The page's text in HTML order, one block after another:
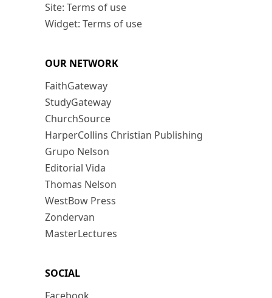
Site: Terms of use
Widget: Terms of use
OUR NETWORK
FaithGateway
StudyGateway
ChurchSource
HarperCollins Christian Publishing
Grupo Nelson
Editorial Vida
Thomas Nelson
WestBow Press
Zondervan
MasterLectures
SOCIAL